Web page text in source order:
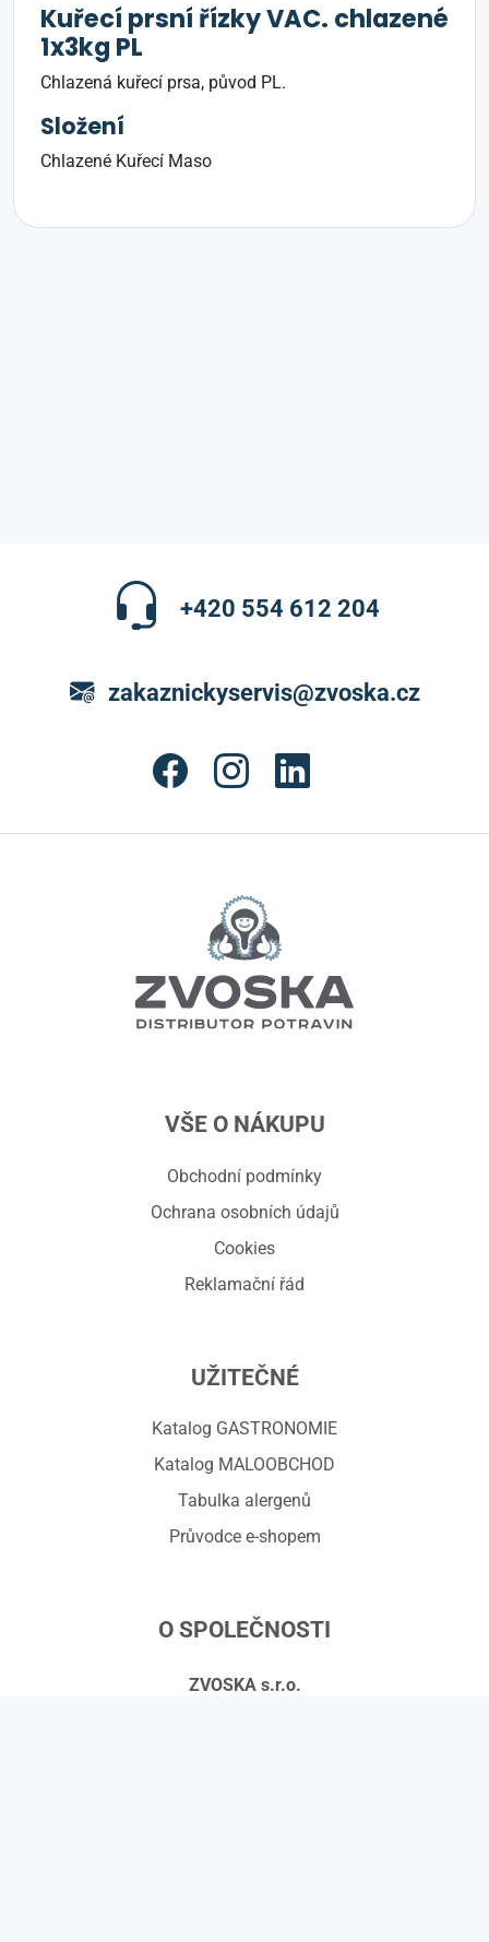
Kuřecí prsní řízky VAC. chlazené
1x3kg PL
Chlazená kuřecí prsa, původ PL.
Složení
Chlazené Kuřecí Maso
+420 554 612 204
zakaznickyservis@zvoska.cz
VŠE O NÁKUPU
Obchodní podmínky
Ochrana osobních údajů
Cookies
Reklamační řád
UŽITEČNÉ
Katalog GASTRONOMIE
Katalog MALOOBCHOD
Tabulka alergenů
Průvodce e-shopem
O SPOLEČNOSTI
ZVOSKA s.r.o.